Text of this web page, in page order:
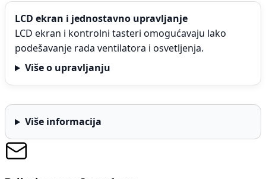
LCD ekran i jednostavno upravljanje
LCD ekran i kontrolni tasteri omogućavaju lako
podešavanje rada ventilatora i osvetljenja.
Više o upravljanju
Više informacija